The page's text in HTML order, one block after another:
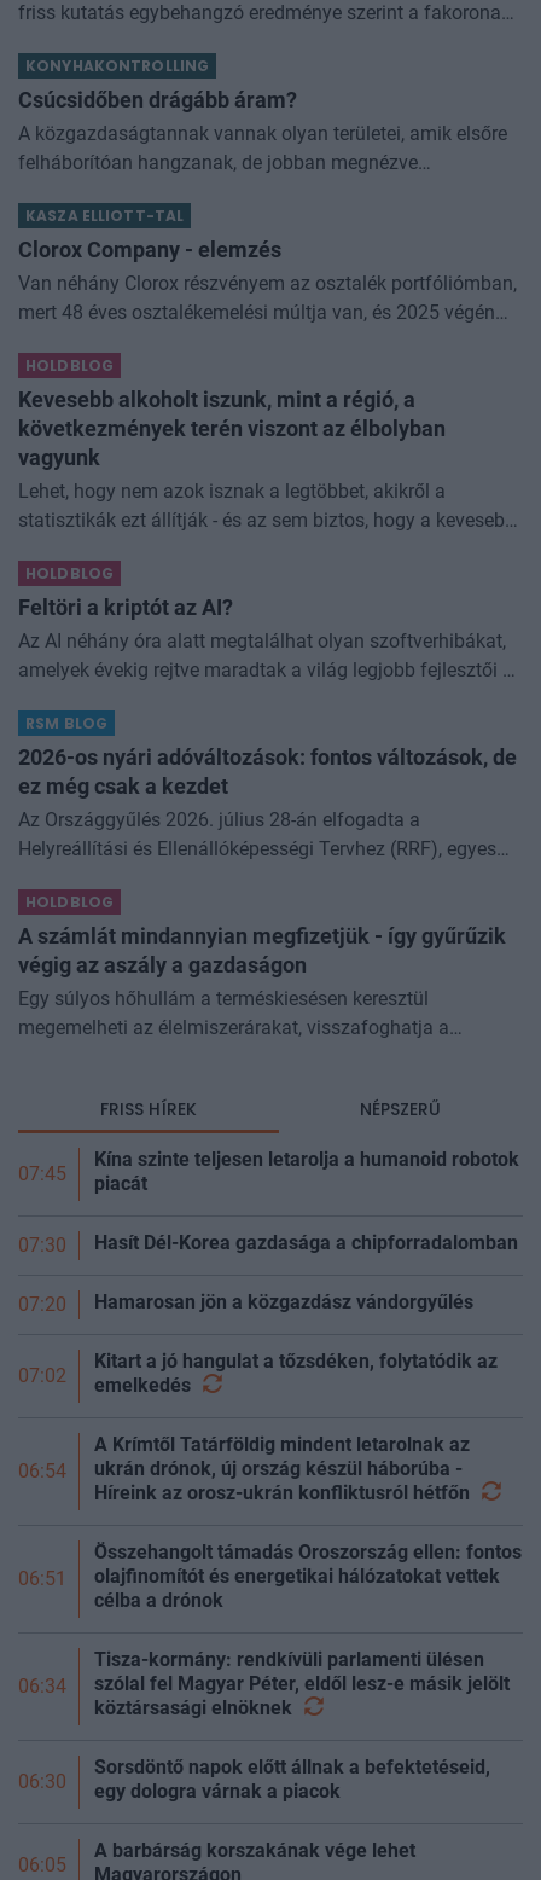
friss kutatás egybehangzó eredménye szerint a fakorona
KONYHAKONTROLLING
Csúcsidőben drágább áram?
A közgazdaságtannak vannak olyan területei, amik elsőre
felháborítóan hangzanak, de jobban megnézve
némi kellemetlenséggel is járnak. Az
KASZA ELLIOTT-TAL
Clorox Company - elemzés
Van néhány Clorox részvényem az osztalék portfóliómban,
mert 48 éves osztalékemelési múltja van, és 2025 végén
dividend king-et. Azt
HOLDBLOG
Kevesebb alkoholt iszunk, mint a régió, a
következmények terén viszont az élbolyban
vagyunk
Lehet, hogy nem azok isznak a legtöbbet, akikről a
statisztikák ezt állítják - és az sem biztos, hogy a kevesebb
Kevesebb alkoholt iszunk
HOLDBLOG
Feltöri a kriptót az AI?
Az AI néhány óra alatt megtalálhat olyan szoftverhibákat,
amelyek évekig rejtve maradtak a világ legjobb fejlesztői és
különösen nagy...
RSM BLOG
2026-os nyári adóváltozások: fontos változások, de
ez még csak a kezdet
Az Országgyűlés 2026. július 28-án elfogadta a
Helyreállítási és Ellenállóképességi Tervhez (RRF), egyes
kapcsolódó adóintézkedésekről, v
HOLDBLOG
A számlát mindannyian megfizetjük - így gyűrűzik
végig az aszály a gazdaságon
Egy súlyos hőhullám a terméskiesésen keresztül
megemelheti az élelmiszerárakat, visszafoghatja a
FRISS HÍREK NÉPSZERŰ
07:45
Kína szinte teljesen letarolja a humanoid robotok
piacát
07:30 Hasít Dél-Korea gazdasága a chipforradalomban
07:20 Hamarosan jön a közgazdász vándorgyűlés
07:02
Kitart a jó hangulat a tőzsdéken, folytatódik az
emelkedés
06:54
A Krímtől Tatárföldig mindent letarolnak az
ukrán drónok, új ország készül háborúba -
Híreink az orosz-ukrán konfliktusról hétfőn
06:51
Összehangolt támadás Oroszország ellen: fontos
olajfinomítót és energetikai hálózatokat vettek
célba a drónok
06:34
Tisza-kormány: rendkívüli parlamenti ülésen
szólal fel Magyar Péter, eldől lesz-e másik jelölt
köztársasági elnöknek
06:30
Sorsdöntő napok előtt állnak a befektetéseid,
egy dologra várnak a piacok
06:05
A barbárság korszakának vége lehet
Magyarországon